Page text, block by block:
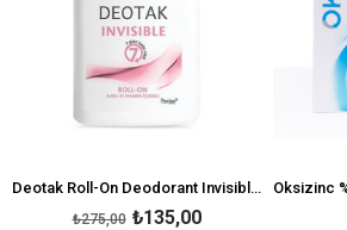
Deotak Roll-On Deodorant Invisible For Women 35 ml
₺135,00
₺275,00